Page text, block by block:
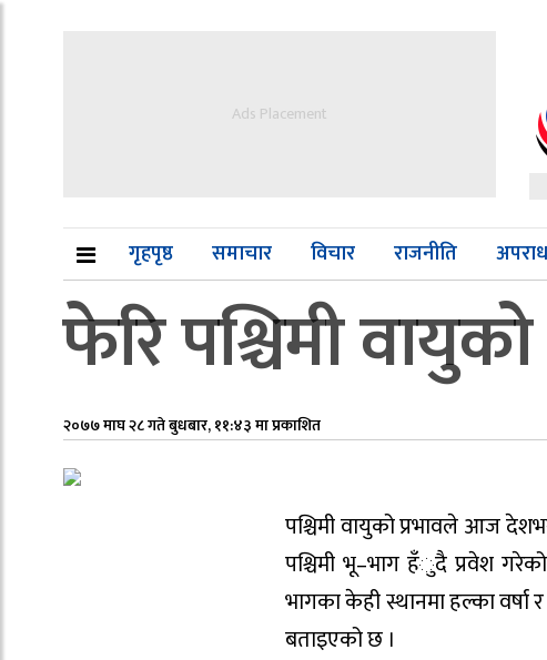
Ads Placement
गृहपृष्ठ समाचार विचार राजनीति अपराध
फेरि पश्चिमी
२०७७ माघ २८ गते बुधबार, ११:४३ मा प्रकाशित
पश्चिमी वायुको प्रभावले आज
पश्चिमी भू–भाग हँुदै प्रवेश
भागका केही स्थानमा हल्का वर्षा
बताइएको छ ।